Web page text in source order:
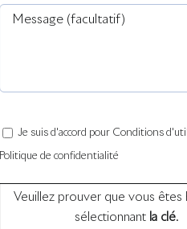
Je suis d'accord pour Conditions
Politique de confidentialité
Veuillez prouver que vous êtes
sélectionnant la clé.